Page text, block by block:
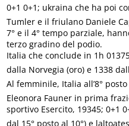
0+1 0+1; ukraina che ha poi
Tumler e il friulano Daniele
7° e il 4° tempo parziale,
terzo gradino del podio.
Italia che conclude in 1h
dalla Norvegia (oro) e 1338
Al femminile, Italia all’8° posto
Eleonora Fauner in prima
sportivo Esercito, 19345;
dal 15° posto al 10°) e